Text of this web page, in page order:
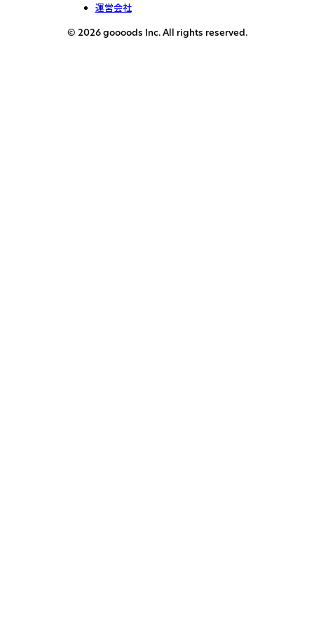
運営会社
© 2026 goooods Inc. All rights reserved.